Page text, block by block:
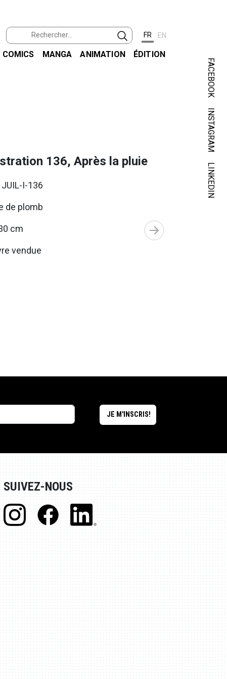
FR EN
COMICS MANGA ANIMATION ÉDITION
FACEBOOK
INSTAGRAM
LINKEDIN
136, Après la pluie
JUIL-I-136
de plomb
cm
vendue
SUIVEZ-NOUS